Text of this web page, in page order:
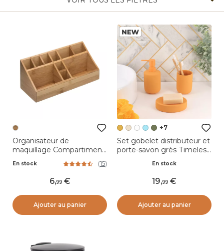
Organisateur de
maquillage Compartiment
En stock (15)
6,99
Ajouter au panier
+7
Set gobelet distributeur et
porte-savon grès Timeless
En stock
19,99
Ajouter au panier